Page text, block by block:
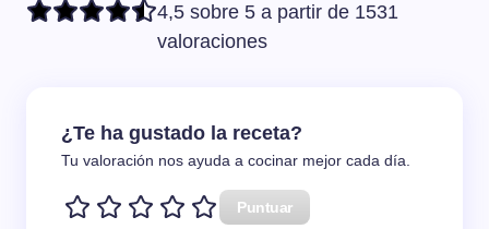
4,5 sobre 5 a partir de 1531
valoraciones
¿Te ha gustado la receta?
Tu valoración nos ayuda a cocinar mejor cada día.
Puntuar